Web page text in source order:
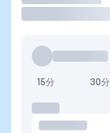
15分 30分